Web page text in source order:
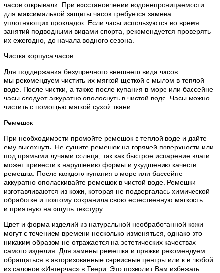
часов открывали. При восстановлении водонепроницаемости
для максимальной защиты часов требуется замена
уплотняющих прокладок. Если часы используются во время
занятий подводными видами спорта, рекомендуется проверять
их ежегодно, до начала водного сезона.
Чистка корпуса часов
Для поддержания безупречного внешнего вида часов
мы рекомендуем чистить их мягкой щеткой с мылом в теплой
воде. После чистки, а также после купания в море или бассейне
часы следует аккуратно ополоснуть в чистой воде. Часы можно
чистить с помощью мягкой сухой ткани.
Ремешок
При необходимости промойте ремешок в теплой воде и дайте
ему высохнуть. Не сушите ремешок на горячей поверхности или
под прямыми лучами солнца, так как быстрое испарение влаги
может привести к нарушению формы и ухудшению качеств
ремешка. После каждого купания в море или бассейне
аккуратно ополаскивайте ремешок в чистой воде. Ремешки
изготавливаются из кожи, которая не подвергалась химической
обработке и поэтому сохранила свою естественную мягкость
и приятную на ощупь текстуру.
Цвет и форма изделий из натуральной необработанной кожи
могут с течением времени несколько изменяться, однако это
никаким образом не отражается на эстетических качествах
самого изделия. Для замены ремешка и пряжки рекомендуем
обращаться в авторизованные сервисные центры или к в любой
из салонов «Интерчас» в Твери. Это позволит Вам избежать